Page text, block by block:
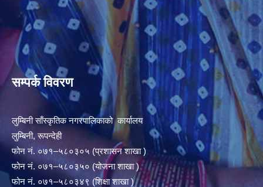
सम्पर्क विवरण
लुम्बिनी साँस्कृतिक नगरपालिकाको कार्यालय
लुम्बिनी, रूपन्देही
फोन नं. ०७१–५८०३०५ (प्रशासन शाखा )
फोन नं. ०७१–५८०३५० (योजना शाखा )
फोन नं. ०७१–५८०३४९ (शिक्षा शाखा )